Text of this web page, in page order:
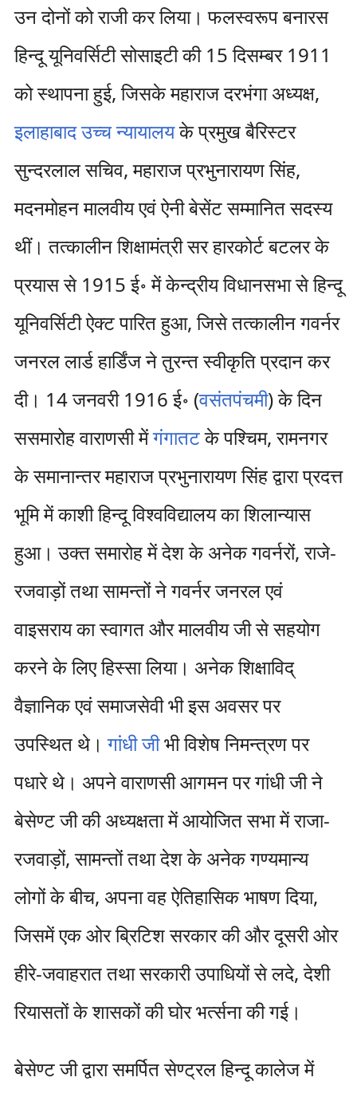
उन दोनों को राजी कर लिया। फलस्वरूप बनारस
हिन्दू यूनिवर्सिटी सोसाइटी की 15 दिसम्बर 1911
को स्थापना हुई, जिसके महाराज दरभंगा अध्यक्ष,
इलाहाबाद उच्च न्यायालयके प्रमुख बैरिस्टर
सुन्दरलाल सचिव, महाराज प्रभुनारायण सिंह,
मदनमोहन मालवीय एवं ऐनी बेसेंट सम्मानित सदस्य
थीं। तत्कालीन शिक्षामंत्री सर हारकोर्ट बटलर के
प्रयास से 1915 ई॰ में केन्द्रीय विधानसभा से हिन्दू
यूनिवर्सिटी ऐक्ट पारित हुआ, जिसे तत्कालीन गवर्नर
जनरल लार्ड हार्डिंज ने तुरन्त स्वीकृति प्रदान कर
दी। 14 जनवरी 1916 ई॰ (वसंतपंचमी) के दिन
ससमारोह वाराणसी मेंगंगातटके पश्चिम, रामनगर
के समानान्तर महाराज प्रभुनारायण सिंह द्वारा प्रदत्त
भूमि में काशी हिन्दू विश्वविद्यालय का शिलान्यास
हुआ। उक्त समारोह में देश के अनेक गवर्नरों, राजे-
रजवाड़ों तथा सामन्तों ने गवर्नर जनरल एवं
वाइसराय का स्वागत और मालवीय जी से सहयोग
करने के लिए हिस्सा लिया। अनेक शिक्षाविद्
वैज्ञानिक एवं समाजसेवी भी इस अवसर पर
उपस्थित थे।गांधी जीभी विशेष निमन्त्रण पर
पधारे थे। अपने वाराणसी आगमन पर गांधी जी ने
बेसेण्ट जी की अध्यक्षता में आयोजित सभा में राजा-
रजवाड़ों, सामन्तों तथा देश के अनेक गण्यमान्य
लोगों के बीच, अपना वह ऐतिहासिक भाषण दिया,
जिसमें एक ओर ब्रिटिश सरकार की और दूसरी ओर
हीरे-जवाहरात तथा सरकारी उपाधियों से लदे, देशी
रियासतों के शासकों की घोर भर्त्सना की गई।
बेसेण्ट जी द्वारा समर्पित सेण्ट्रल हिन्दू कालेज में